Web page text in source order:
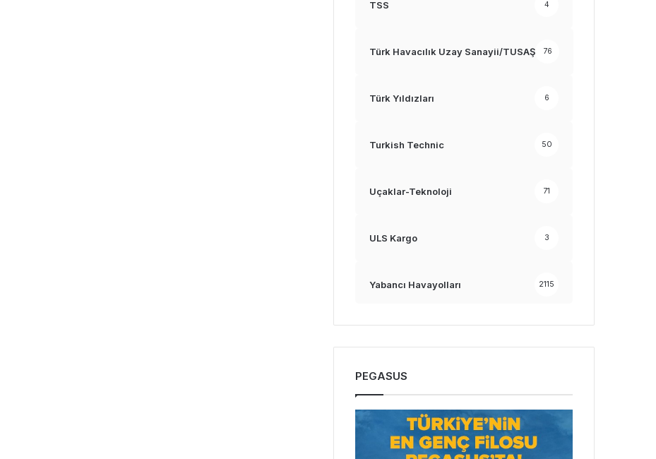
TSS 4
Türk Havacılık Uzay Sanayii/TUSAŞ 76
Türk Yıldızları 6
Turkish Technic 50
Uçaklar-Teknoloji 71
ULS Kargo 3
Yabancı Havayolları 2115
PEGASUS